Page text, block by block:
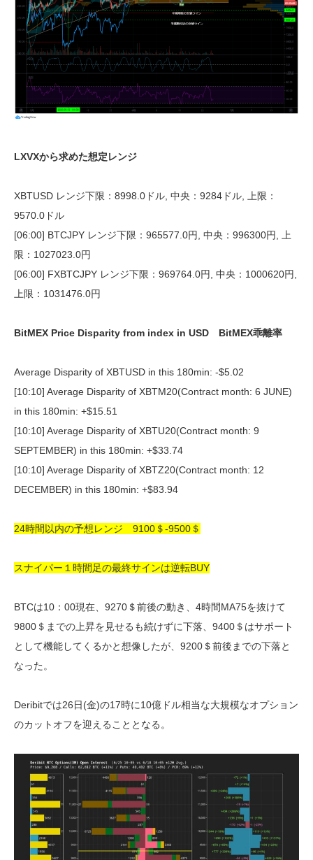
LXVXから求めた想定レンジ
XBTUSD レンジ下限：8998.0ドル, 中央：9284ドル, 上限：
9570.0ドル
[06:00] BTCJPY レンジ下限：965577.0円, 中央：996300円, 上
限：1027023.0円
[06:00] FXBTCJPY レンジ下限：969764.0円, 中央：1000620円,
上限：1031476.0円
BitMEX Price Disparity from index in USD BitMEX乖離率
Average Disparity of XBTUSD in this 180min: -$5.02
[10:10] Average Disparity of XBTM20(Contract month: 6 JUNE)
in this 180min: +$15.51
[10:10] Average Disparity of XBTU20(Contract month: 9
SEPTEMBER) in this 180min: +$33.74
[10:10] Average Disparity of XBTZ20(Contract month: 12
DECEMBER) in this 180min: +$83.94
24時間以内の予想レンジ 9100＄-9500＄
スナイパー１時間足の最終サインは逆転BUY
BTCは10：00現在、9270＄前後の動き、4時間MA75を抜けて
9800＄までの上昇を見せるも続けずに下落、9400＄はサポート
として機能してくるかと想像したが、9200＄前後までの下落と
なった。
Deribitでは26日(金)の17時に10億ドル相当な大規模なオプション
のカットオフを迎えることとなる。